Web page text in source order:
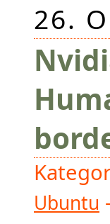
26.
Ubuntu